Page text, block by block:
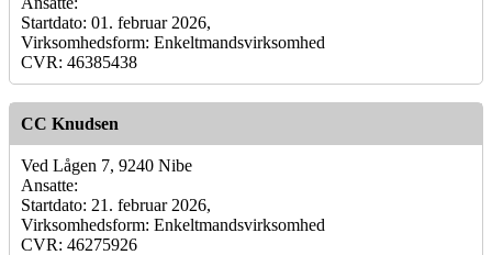
Startdato: 01. februar 2026,
Virksomhedsform: Enkeltmandsvirksomhed
CVR: 46385438
CC Knudsen
Ved Lågen 7, 9240 Nibe
Ansatte:
Startdato: 21. februar 2026,
Virksomhedsform: Enkeltmandsvirksomhed
CVR: 46275926